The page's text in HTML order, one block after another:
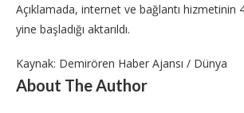
Açıklamada, internet ve bağlantı hizmetinin
yine başladığı aktarıldı.
Kaynak: Demirören Haber Ajansı / Dünya
About The Author